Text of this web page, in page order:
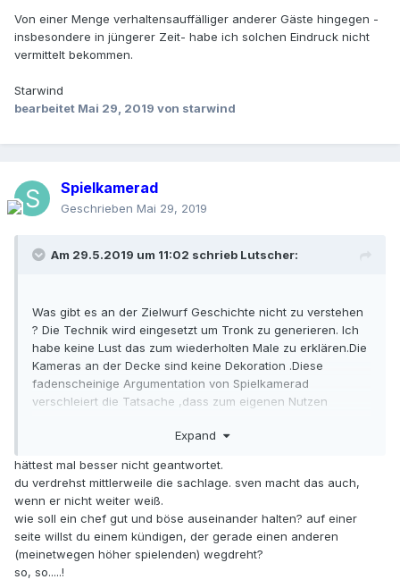
Von einer Menge verhaltensauffälliger anderer Gäste hingegen -
insbesondere in jüngerer Zeit- habe ich solchen Eindruck nicht
vermittelt bekommen.
Starwind
bearbeitet Mai 29, 2019 von starwind
Spielkamerad
Geschrieben Mai 29, 2019
Am 29.5.2019 um 11:02 schrieb Lutscher:
Was gibt es an der Zielwurf Geschichte nicht zu verstehen
? Die Technik wird eingesetzt um Tronk zu generieren. Ich
habe keine Lust das zum wiederholten Male zu erklären.Die
Kameras an der Decke sind keine Dekoration .Diese
fadenscheinige Argumentation von Spielkamerad
verschleiert die Tatsache ,dass zum eigenen Nutzen
sind die Berichte von Lutscher über dieses Thema nach zu
gearbeitet wird.
Expand
hättest mal besser nicht geantwortet.
du verdrehst mittlerweile die sachlage. sven macht das auch,
wenn er nicht weiter weiß.
wie soll ein chef gut und böse auseinander halten? auf einer
seite willst du einem kündigen, der gerade einen anderen
(meinetwegen höher spielenden) wegdreht?
so, so.....!